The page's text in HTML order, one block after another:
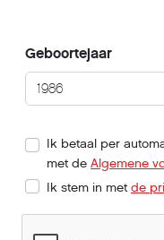
Geboortejaar
Ik betaal per
met de Algemene
Ik stem in met de